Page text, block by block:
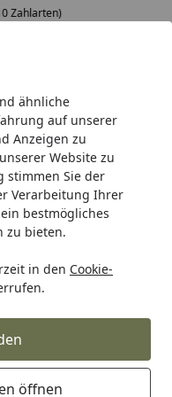
ähnliche
auf unserer
Anzeigen zu
Website zu
stimmen Sie der
Verarbeitung Ihrer
bestmögliches
zu bieten.
in den Cookie-
öffnen
Zahlarten)
Fußleisten
Weiß
Profil 14
Länge